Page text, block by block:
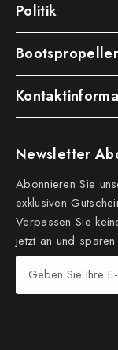
Politik
Bootspropeller
Newsletter
Abonnieren Sie
exklusiven
Verpassen Sie
jetzt an und